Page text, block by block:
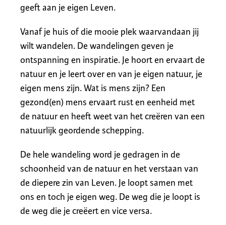
geeft aan je eigen Leven.
Vanaf je huis of die mooie plek waarvandaan jij
wilt wandelen. De wandelingen geven je
ontspanning en inspiratie. Je hoort en ervaart de
natuur en je leert over en van je eigen natuur, je
eigen mens zijn. Wat is mens zijn? Een
gezond(en) mens ervaart rust en eenheid met
de natuur en heeft weet van het creëren van een
natuurlijk geordende schepping.
De hele wandeling word je gedragen in de
schoonheid van de natuur en het verstaan van
de diepere zin van Leven. Je loopt samen met
ons en toch je eigen weg. De weg die je loopt is
de weg die je creëert en vice versa.